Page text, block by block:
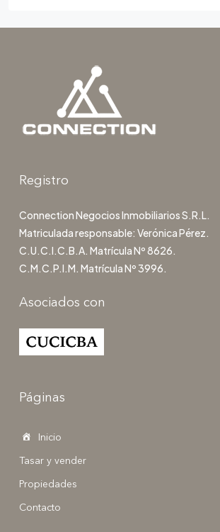
Registro
Connection Negocios Inmobiliarios S.R.L.
Matriculada responsable: Verónica Pérez.
C.U.C.I.C.B.A. Matrícula Nº 8626.
C.M.C.P.I.M. Matrícula Nº 3996.
Asociados con
Páginas
Inicio
Tasar y vender
Propiedades
Contacto